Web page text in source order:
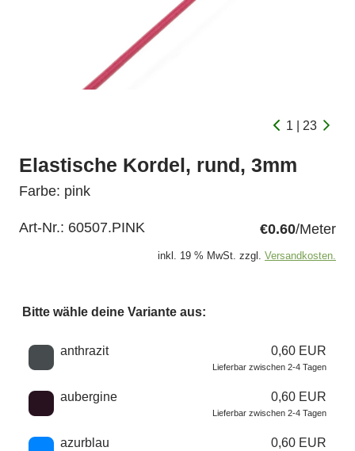
1 | 23
Elastische Kordel, rund, 3mm
Farbe: pink
Art-Nr.: 60507.PINK €0.60/Meter
inkl. 19 % MwSt. zzgl. Versandkosten.
Bitte wähle deine Variante aus:
Wähle eine Farbe
anthrazit 0,60 EUR
Lieferbar zwischen 2-4 Tagen
aubergine 0,60 EUR
Lieferbar zwischen 2-4 Tagen
azurblau 0,60 EUR